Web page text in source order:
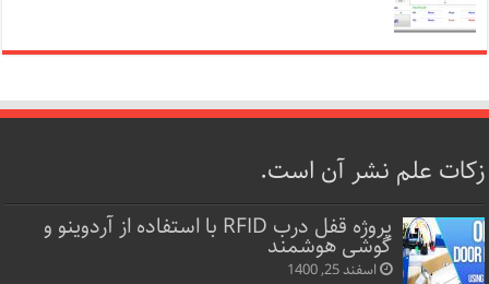
زکات علم نشر آن است.
پروژه قفل‌ درب RFID با استفاده از آردوینو و
گوشی هوشمند
اسفند 25, 1400